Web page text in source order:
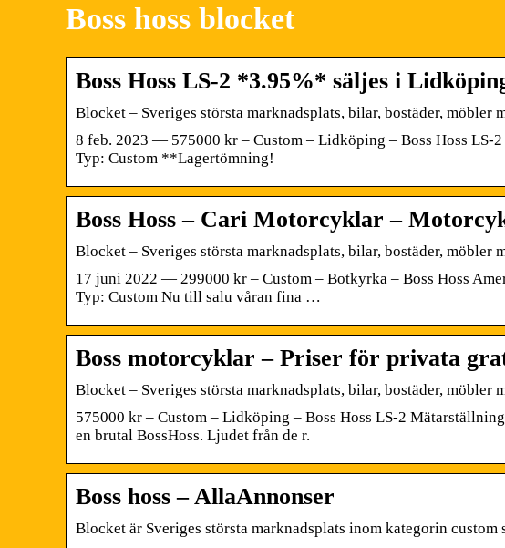
Boss hoss blocket
Boss Hoss LS-2 *3.95%* säljes i
Blocket – Sveriges största marknadsplats, bilar, bostäder, möbler
8 feb. 2023 — 575000 kr – Custom – Lidköping – Boss Hoss
Typ: Custom **Lagertömning!
Boss Hoss – Cari Motorcyklar –
Blocket – Sveriges största marknadsplats, bilar, bostäder, möbler
17 juni 2022 — 299000 kr – Custom – Botkyrka – Boss Hoss
Typ: Custom Nu till salu våran fina …
Boss motorcyklar – Priser för privata
Blocket – Sveriges största marknadsplats, bilar, bostäder, möbler
575000 kr – Custom – Lidköping – Boss Hoss LS-2
en brutal BossHoss. Ljudet från de r.
Boss hoss – AllaAnnonser
Blocket är Sveriges största marknadsplats inom kategorin custom